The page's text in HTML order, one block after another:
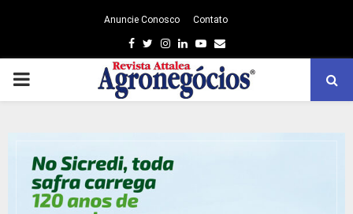
Anuncie Conosco Contato
Facebook
TwitterInstagram
LinkedinYoutube
Email
PRIMARY